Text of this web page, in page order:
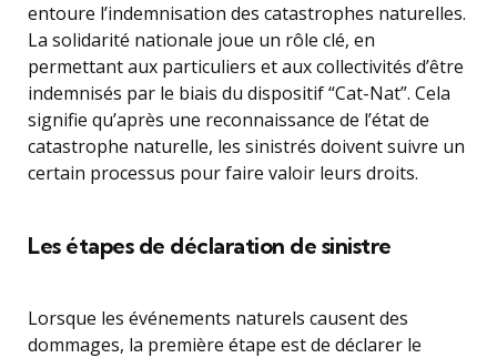
entoure l’indemnisation des catastrophes naturelles.
La solidarité nationale joue un rôle clé, en
permettant aux particuliers et aux collectivités d’être
indemnisés par le biais du dispositif “Cat-Nat”. Cela
signifie qu’après une reconnaissance de l’état de
catastrophe naturelle, les sinistrés doivent suivre un
certain processus pour faire valoir leurs droits.
Les étapes de déclaration de sinistre
Lorsque les événements naturels causent des
dommages, la première étape est de déclarer le